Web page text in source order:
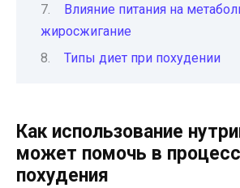
Влияние питания на
жиросжигание
Типы диет при похудении
Как использование
может помочь в
похудения